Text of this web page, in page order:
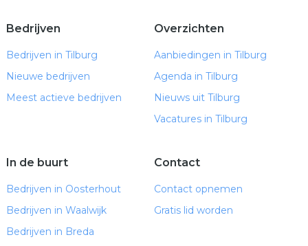
Bedrijven
Bedrijven in Tilburg
Nieuwe bedrijven
Meest actieve bedrijven
Overzichten
Aanbiedingen in Tilburg
Agenda in Tilburg
Nieuws uit Tilburg
Vacatures in Tilburg
In de buurt
Bedrijven in Oosterhout
Bedrijven in Waalwijk
Bedrijven in Breda
Contact
Contact opnemen
Gratis lid worden